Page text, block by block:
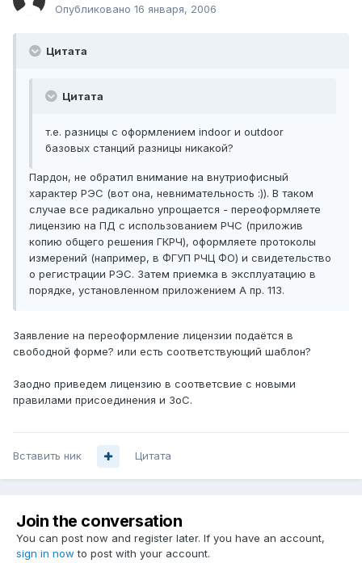
Опубликовано 16 января, 2006
Цитата
Цитата
т.е. разницы с оформлением indoor и outdoor
базовых станций разницы никакой?
Пардон, не обратил внимание на внутриофисный
характер РЭС (вот она, невнимательность :)). В таком
случае все радикально упрощается - переоформляете
лицензию на ПД с использованием РЧС (приложив
копию общего решения ГКРЧ), оформляете протоколы
измерений (например, в ФГУП РЧЦ ФО) и свидетельство
о регистрации РЭС. Затем приемка в эксплуатацию в
порядке, установленном приложением А пр. 113.
Заявление на переоформление лицензии подаётся в
свободной форме? или есть соответствующий шаблон?
Заодно приведем лицензию в соответсвие с новыми
правилами присоединения и ЗоС.
Вставить ник Цитата
Join the conversation
You can post now and register later. If you have an account,
sign in now to post with your account.